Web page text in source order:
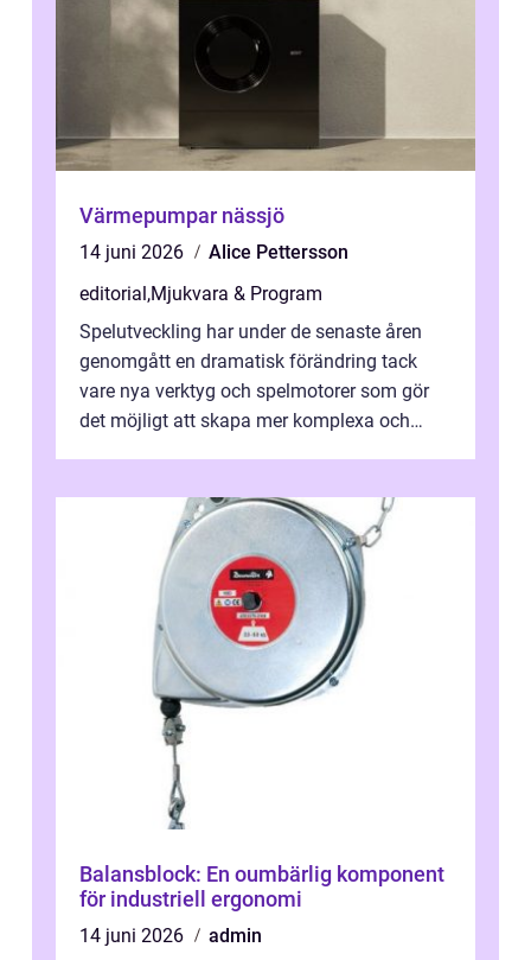
Värmepumpar nässjö
14 juni 2026
Alice Pettersson
editorial,Mjukvara & Program
Spelutveckling har under de senaste åren
genomgått en dramatisk förändring tack
vare nya verktyg och spelmotorer som gör
det möjligt att skapa mer komplexa och
Balansblock: En oumbärlig komponent
för industriell ergonomi
14 juni 2026 admin